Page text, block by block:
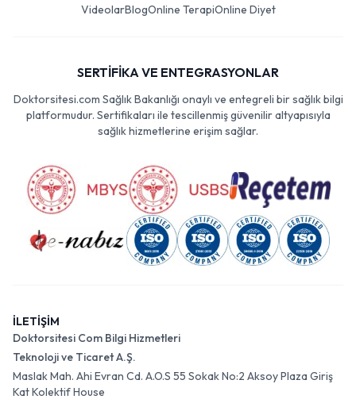
VideolarBlogOnline TerapiOnline Diyet
SERTİFİKA VE ENTEGRASYONLAR
Doktorsitesi.com Sağlık Bakanlığı onaylı ve entegreli bir sağlık bilgi
platformudur. Sertifikaları ile tescillenmiş güvenilir altyapısıyla
sağlık hizmetlerine erişim sağlar.
İLETİŞİM
Doktorsitesi Com Bilgi Hizmetleri
Teknoloji ve Ticaret A.Ş.
Maslak Mah. Ahi Evran Cd. A.O.S 55 Sokak No:2 Aksoy Plaza Giriş
Kat Kolektif House